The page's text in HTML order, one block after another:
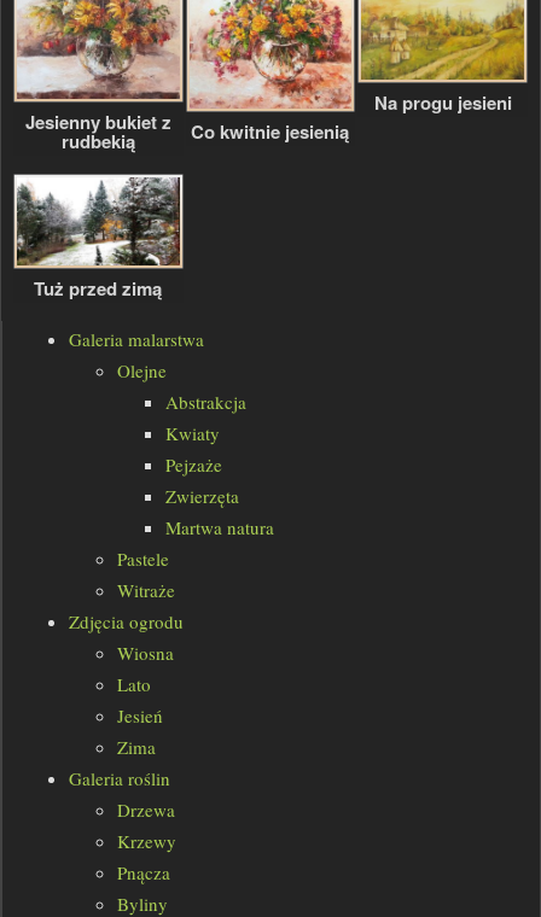
Jesienny bukiet z
rudbekią Co kwitnie jesienią
Na progu jesieni
Tuż przed zimą
Galeria malarstwa
Olejne
Abstrakcja
Kwiaty
Pejzaże
Zwierzęta
Martwa natura
Pastele
Witraże
Zdjęcia ogrodu
Wiosna
Lato
Jesień
Zima
Galeria roślin
Drzewa
Krzewy
Pnącza
Byliny